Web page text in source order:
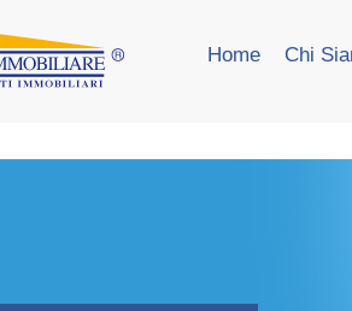
Home Chi